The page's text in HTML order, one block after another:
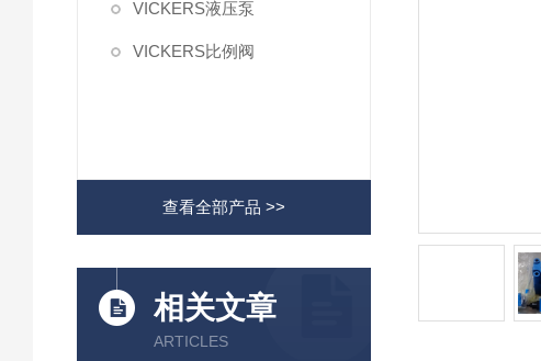
VICKERS液压泵
VICKERS比例阀
查看全部产品 >>
相关文章
ARTICLES